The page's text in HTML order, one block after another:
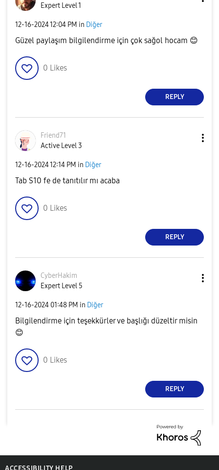
Expert Level 1
‎12-16-202412:04 PM in Diğer
Güzel paylaşım bilgilendirme için çok sağol hocam 😊
0 Likes
REPLY
Friend71
Active Level 3
‎12-16-202412:14 PM in Diğer
Tab S10 fe de tanıtılır mı acaba
0 Likes
REPLY
CyberHakim
Expert Level 5
‎12-16-2024 01:48 PM in Diğer
Bilgilendirme için teşekkürler ve başlığı düzeltir misin
😊
0 Likes
REPLY